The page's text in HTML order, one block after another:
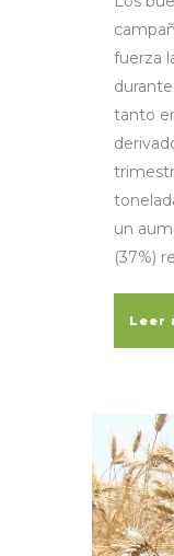
fuerza
tanto
un
(37%)
Leer